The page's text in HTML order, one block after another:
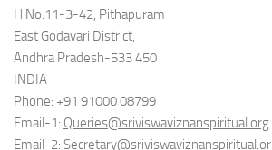
H.No:11-3-42, Pithapuram
East Godavari District,
Andhra Pradesh-533 450
INDIA
Phone: +91 91000 08799
Email-1: Queries@sriviswaviznanspiritual.org
Email-2: